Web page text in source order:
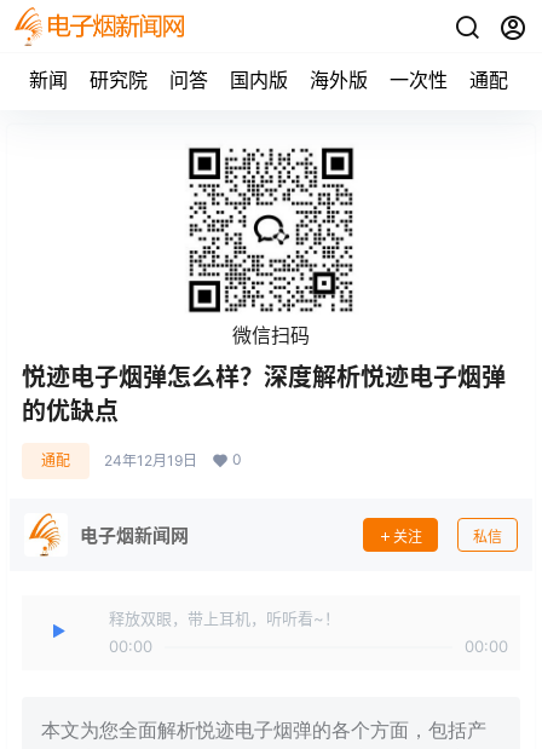
新闻 研究院 问答 国内版 海外版 一次性 通配
微信扫码
悦迹电子烟弹怎么样？深度解析悦迹电子烟弹
的优缺点
通配 24年12月19日 0
电子烟新闻网 关注 私信
释放双眼，带上耳机，听听看~！
00:00
00:00
本文为您全面解析悦迹电子烟弹的各个方面，包括产